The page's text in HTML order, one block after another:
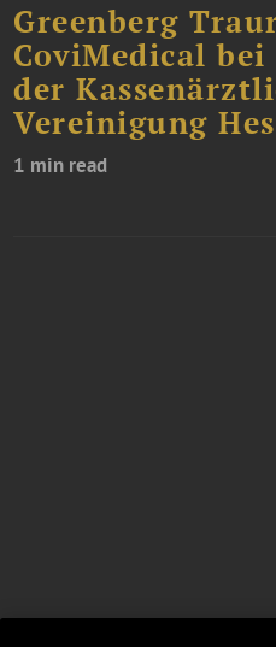
Greenberg
CoviMedical
der
Vereinigung
1 min read